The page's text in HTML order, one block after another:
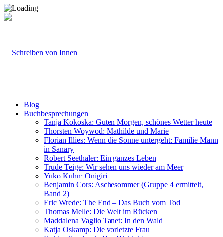
Blog
Buchbesprechungen
Tanja Kokoska: Guten Morgen, schönes Wetter heute
Thorsten Woywod: Mathilde und Marie
Florian Illies: Wenn die Sonne untergeht: Familie Mann
in Sanary
Robert Seethaler: Ein ganzes Leben
Trude Teige: Wir sehen uns wieder am Meer
Yuko Kuhn: Onigiri
Benjamin Cors: Aschesommer (Gruppe 4 ermittelt,
Band 2)
Eric Wrede: The End – Das Buch vom Tod
Thomas Melle: Die Welt im Rücken
Maddalena Vaglio Tanet: In den Wald
Katja Oskamp: Die vorletzte Frau